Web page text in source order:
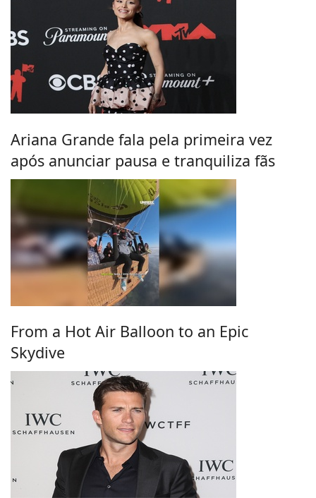
Ariana Grande fala pela primeira vez
após anunciar pausa e tranquiliza fãs
From a Hot Air Balloon to an Epic
Skydive